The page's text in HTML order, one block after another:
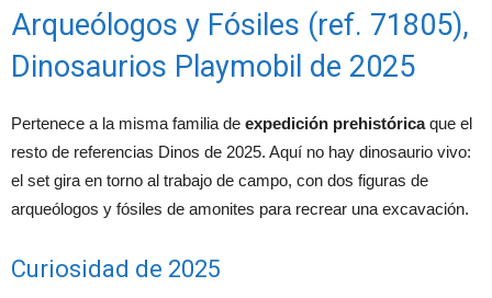
Arqueólogos y Fósiles (ref. 71805),
Dinosaurios Playmobil de 2025
Pertenece a la misma familia de expedición prehistóricaque el
resto de referencias Dinos de 2025. Aquí no hay dinosaurio vivo:
el set gira en torno al trabajo de campo, con dos figuras de
arqueólogos y fósiles de amonites para recrear una excavación.
Curiosidad de 2025